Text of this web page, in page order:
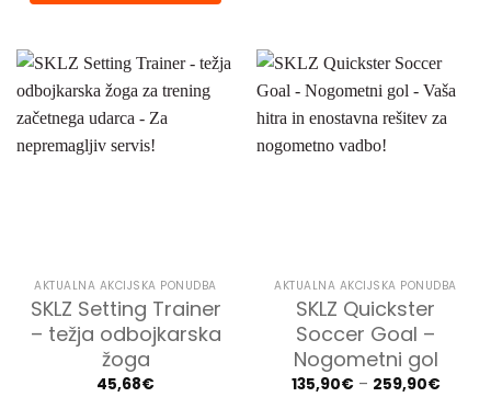
ima
več
različic.
lahko
več
različic.
Možnosti
lahko
izberete
AKTUALNA AKCIJSKA PONUDBA
SKLZ Setting Trainer
– težja odbojkarska
žoga
45,68€
AKTUALNA AKCIJSKA PONUDBA
SKLZ Quickster
Soccer Goal –
Nogometni gol
135,90€ – 259,90€